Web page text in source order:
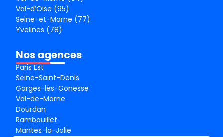
Val-d’Oise (95)
Seine-et-Marne (77)
Yvelines (78)
Nos agences
Paris Est
Seine-Saint-Denis
Garges-lès-Gonesse
Val-de-Marne
Dourdan
Rambouillet
Mantes-la-Jolie